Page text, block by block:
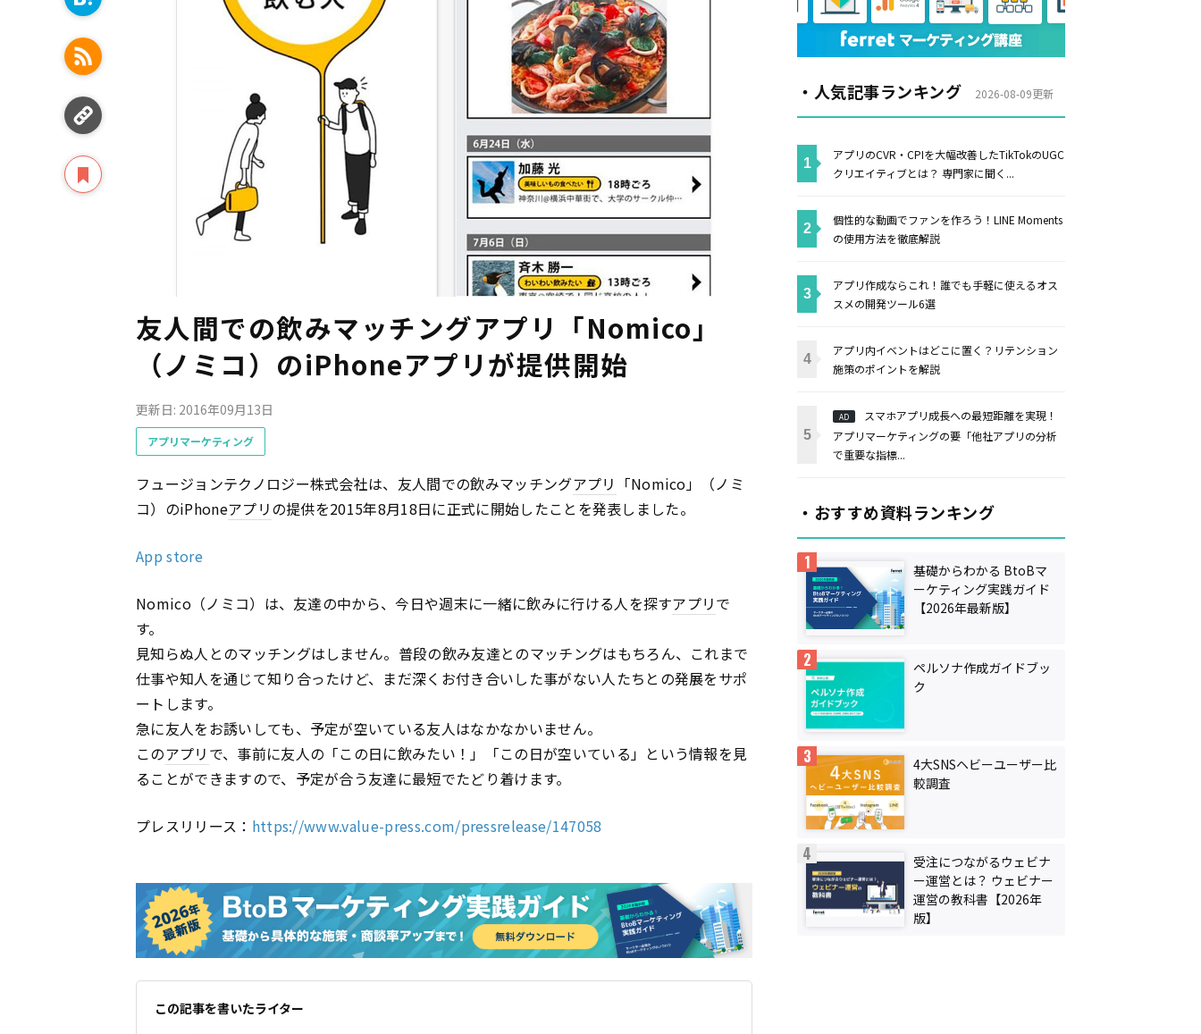
友人間での飲みマッチングアプリ「Nomico」
（ノミコ）のiPhoneアプリが提供開始
更新日: 2016年09月13日
アプリマーケティング
フュージョンテクノロジー株式会社は、友人間での飲みマッチングアプリ 「Nomico」（ノミ
コ）のiPhoneアプリの提供を2015年8月18日に正式に開始したことを発表しました。
App store
Nomico（ノミコ）は、友達の中から、今日や週末に一緒に飲みに行ける人を探すアプリで
す。
見知らぬ人とのマッチングはしません。普段の飲み友達とのマッチングはもちろん、これまで
仕事や知人を通じて知り合ったけど、まだ深くお付き合いした事がない人たちとの発展をサポ
ートします。
急に友人をお誘いしても、予定が空いている友人はなかなかいません。
このアプリ で、事前に友人の「この日に飲みたい！」「この日が空いている」という情報を見
ることができますので、予定が合う友達に最短でたどり着けます。
プレスリリース： https://www.value-press.com/pressrelease/147058
この記事を書いたライター
・人気記事ランキング 2026-08-09更新
アプリのCVR・CPIを大幅改善したTikTokのUGC
クリエイティブとは？ 専門家に聞く...
個性的な動画でファンを作ろう！LINE Moments
の使用方法を徹底解説
アプリ作成ならこれ！誰でも手軽に使えるオス
スメの開発ツール6選
アプリ内イベントはどこに置く？リテンション
施策のポイントを解説
AD
スマホアプリ成長への最短距離を実現！
アプリマーケティングの要「他社アプリの分析
で重要な指標...
・おすすめ資料ランキング
基礎からわかる BtoBマ
ーケティング実践ガイド
【2026年最新版】
ペルソナ作成ガイドブッ
ク
4大SNSヘビーユーザー比
較調査
受注につながるウェビナ
ー運営とは？ ウェビナー
運営の教科書【2026年
版】